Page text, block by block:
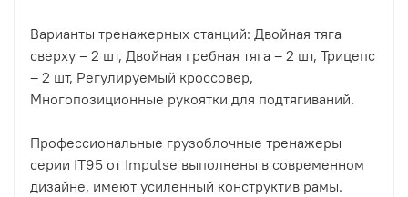
Варианты тренажерных станций: Двойная тяга
сверху – 2 шт, Двойная гребная тяга – 2 шт, Трицепс
– 2 шт, Регулируемый кроссовер,
Многопозиционные рукоятки для подтягиваний.
Профессиональные грузоблочные тренажеры
серии IT95 от Impulse выполнены в современном
дизайне, имеют усиленный конструктив рамы.